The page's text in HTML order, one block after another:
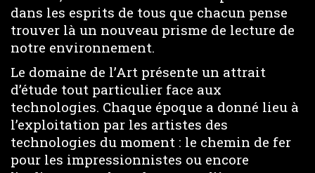
dans les esprits de tous que chacun pense
trouver là un nouveau prisme de lecture de
notre environnement.
Le domaine de l’Art présente un attrait
d’étude tout particulier face aux
technologies. Chaque époque a donné lieu à
l’exploitation par les artistes des
technologies du moment : le chemin de fer
pour les impressionnistes ou encore